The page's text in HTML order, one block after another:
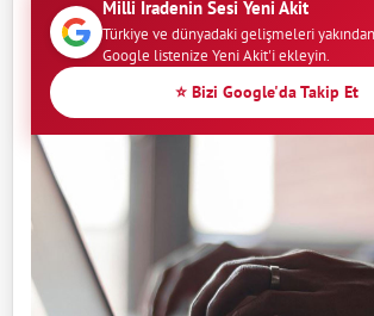
Milli İradenin Sesi Yeni Akit
Türkiye ve dünyadaki gelişmeleri
Google listenize Yeni Akit'i ekleyin.
⭐ Bizi Google'da Takip Et